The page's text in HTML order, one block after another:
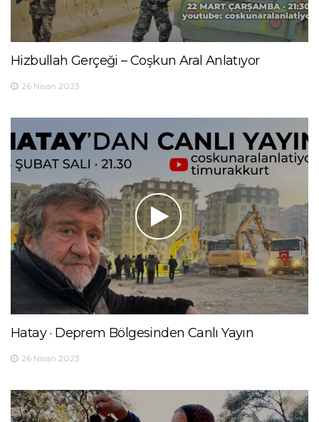
Hizbullah Gerçeği – Coşkun Aral Anlatıyor
26 Nisan 2023
Hatay · Deprem Bölgesinden Canlı Yayın
26 Nisan 2023